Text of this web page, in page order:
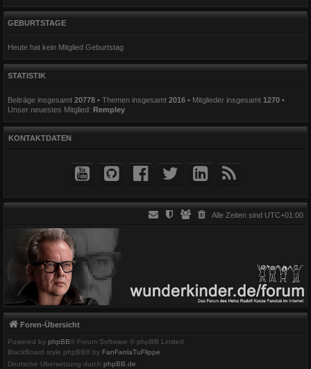
GEBURTSTAGE
Heute hat kein Mitglied Geburtstag
STATISTIK
Beiträge insgesamt 20778 • Themen insgesamt 2016 • Mitglieder insgesamt 1270 •
Unser neuestes Mitglied: Rempley
KONTAKTDATEN
Alle Zeiten sind UTC+01:00
Foren-Übersicht
Powered by phpBB® Forum Software © phpBB Limited
BlackBoard style phpBB® by FanFanlaTuFlippe
Deutsche Übersetzung durch phpBB.de